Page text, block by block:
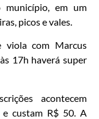
município, em um
picos e vales.
viola com Marcus
17h haverá super
acontecem
custam R$ 50. A